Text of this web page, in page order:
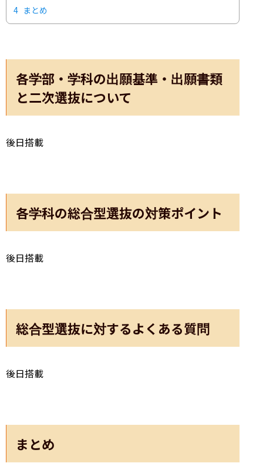
4 まとめ
各学部・学科の出願基準・出願書類
と二次選抜について
後日搭載
各学科の総合型選抜の対策ポイント
後日搭載
総合型選抜に対するよくある質問
後日搭載
まとめ